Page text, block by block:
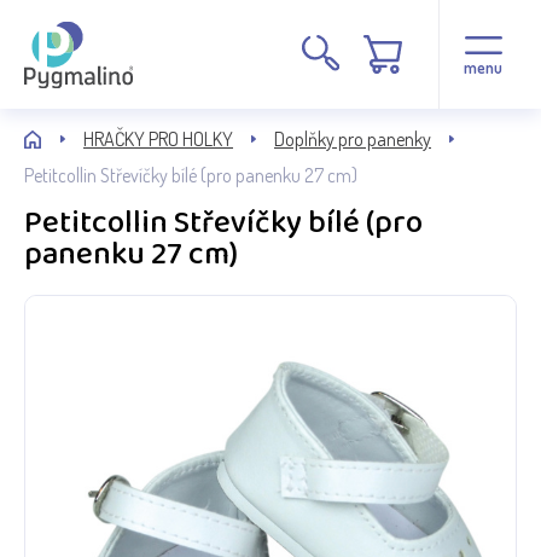
menu
HRAČKY PRO HOLKY
Doplňky pro panenky
Petitcollin Střevíčky bílé (pro panenku 27 cm)
Petitcollin Střevíčky bílé (pro
panenku 27 cm)